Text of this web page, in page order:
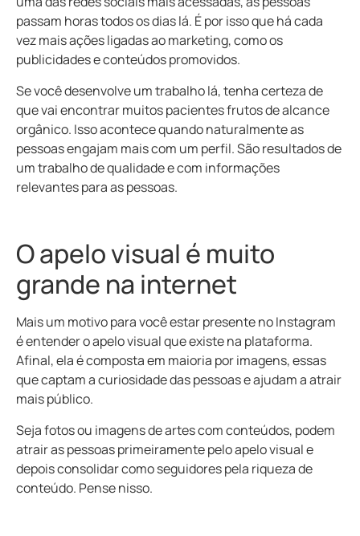
passam horas todos os dias lá. É por isso que há cada
vez mais ações ligadas ao marketing, como os
publicidades e conteúdos promovidos.
Se você desenvolve um trabalho lá, tenha certeza de
que vai encontrar muitos pacientes frutos de alcance
orgânico. Isso acontece quando naturalmente as
pessoas engajam mais com um perfil. São resultados de
um trabalho de qualidade e com informações
relevantes para as pessoas.
O apelo visual é muito
grande na internet
Mais um motivo para você estar presente no Instagram
é entender o apelo visual que existe na plataforma.
Afinal, ela é composta em maioria por imagens, essas
que captam a curiosidade das pessoas e ajudam a atrair
mais público.
Seja fotos ou imagens de artes com conteúdos, podem
atrair as pessoas primeiramente pelo apelo visual e
depois consolidar como seguidores pela riqueza de
conteúdo. Pense nisso.